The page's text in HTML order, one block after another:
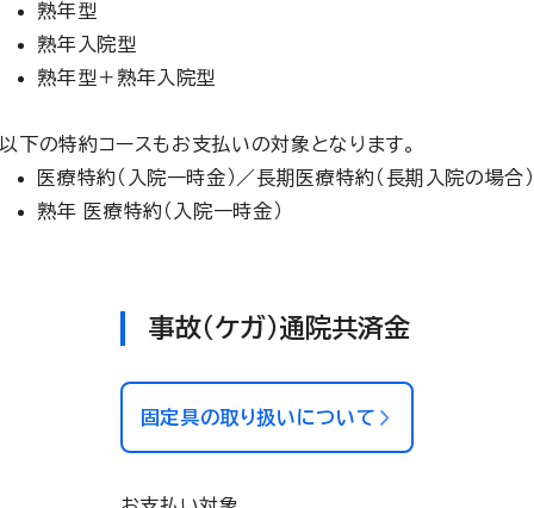
熟年型
熟年入院型
熟年型＋熟年入院型
以下の特約コースもお支払いの対象となります。
医療特約（入院一時金）／長期医療特約（長期入院の場合）
熟年 医療特約（入院一時金）
事故（ケガ）通院共済金
固定具の取り扱いについて